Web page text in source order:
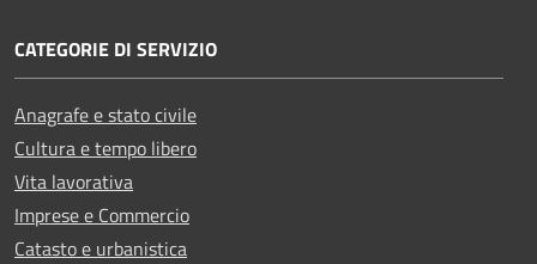
CATEGORIE DI SERVIZIO
Anagrafe e stato civile
Cultura e tempo libero
Vita lavorativa
Imprese e Commercio
Catasto e urbanistica